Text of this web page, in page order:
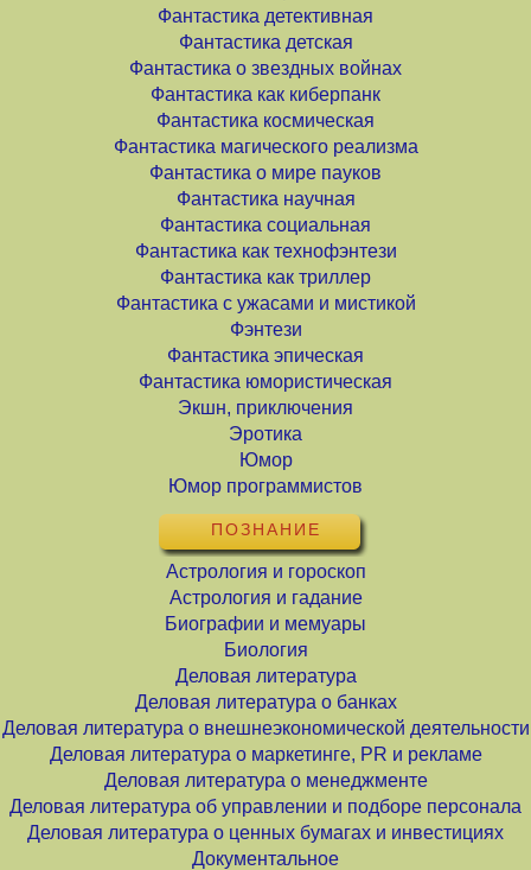
Фантастика детективная
Фантастика детская
Фантастика о звездных войнах
Фантастика как киберпанк
Фантастика космическая
Фантастика магического реализма
Фантастика о мире пауков
Фантастика научная
Фантастика социальная
Фантастика как технофэнтези
Фантастика как триллер
Фантастика с ужасами и мистикой
Фэнтези
Фантастика эпическая
Фантастика юмористическая
Экшн, приключения
Эротика
Юмор
Юмор программистов
ПОЗНАНИЕ
Астрология и гороскоп
Астрология и гадание
Биографии и мемуары
Биология
Деловая литература
Деловая литература о банках
Деловая литература о внешнеэкономической деятельности
Деловая литература о маркетинге, PR и рекламе
Деловая литература о менеджменте
Деловая литература об управлении и подборе персонала
Деловая литература о ценных бумагах и инвестициях
Документальное